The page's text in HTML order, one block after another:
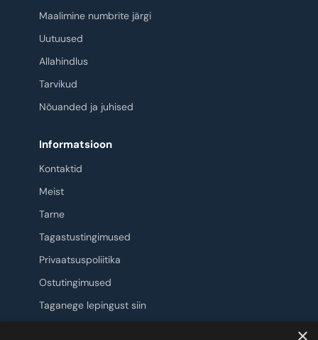
Maalimine numbrite järgi
Uutuused
Allahindlus
Tarvikud
Nõuanded ja juhised
Informatsioon
Kontaktid
Meist
Tarne
Tagastustingimused
Privaatsuspoliitika
Ostutingimused
Taganege lepingust siin